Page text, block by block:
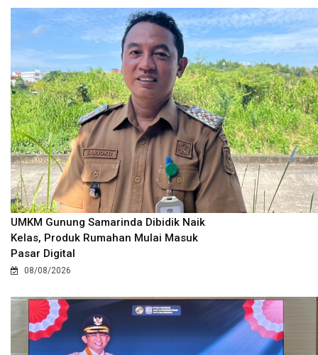
UMKM Gunung Samarinda Dibidik Naik
Kelas, Produk Rumahan Mulai Masuk
Pasar Digital
08/08/2026